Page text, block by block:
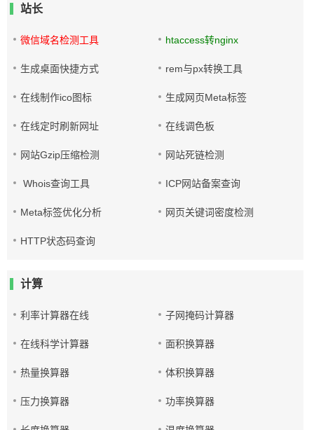
站长
微信域名检测工具 htaccess转nginx
生成桌面快捷方式 rem与px转换工具
在线制作ico图标 生成网页Meta标签
在线定时刷新网址 在线调色板
网站Gzip压缩检测 网站死链检测
Whois查询工具 ICP网站备案查询
Meta标签优化分析 网页关键词密度检测
HTTP状态码查询
计算
利率计算器在线 子网掩码计算器
在线科学计算器 面积换算器
热量换算器 体积换算器
压力换算器 功率换算器